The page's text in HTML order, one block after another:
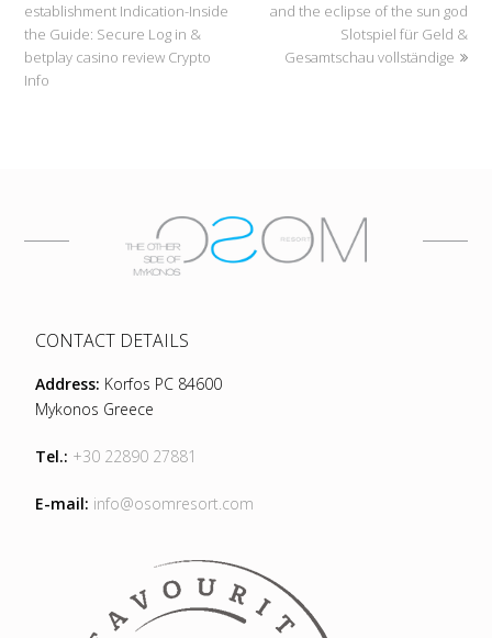
establishment Indication-Inside
the Guide: Secure Log in &
betplay casino review Crypto
Info
and the eclipse of the sun god
Slotspiel für Geld &
Gesamtschau vollständige
CONTACT DETAILS
Address: Korfos PC 84600
Mykonos Greece
Tel.: +30 22890 27881
E-mail: info@osomresort.com